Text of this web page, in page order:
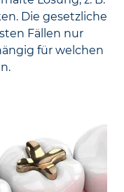
Die gesetzliche
Fällen nur
für welchen